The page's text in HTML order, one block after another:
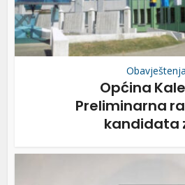
Obavještenja
Općina
Preliminarna
kandidata